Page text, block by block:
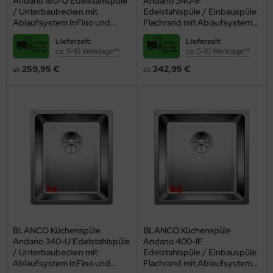
wenn der Einbau flächenbündig in die Arbeitsplatte erfolgt und keine
großen Ränder oder Lücken verbleiben.
Überzeugen auch Sie sich
von der hohen Funktionalität und Ästhetik
derEdelstahlspülen
! Bestellen Sie jetzt online und lassen Sie sich die
passende Spüle nach Hause liefern.
/ Unterbaubecken mit
Ablaufsystem InFino und
Handbetätigung
Lieferzeit:
ca. 5-10 Werktage**
ab 259,95 €
Edelstahlspüle / Einbauspüle
Flachrand mit Ablaufsystem
InFino und Handbetätigung
Lieferzeit:
ca. 5-10 Werktage**
ab 342,95 €
BLANCO Küchenspüle
Andano 340-U Edelstahlspüle
/ Unterbaubecken mit
Ablaufsystem InFino und
BLANCO Küchenspüle
Andano 400-IF
Edelstahlspüle / Einbauspüle
Flachrand mit Ablaufsystem